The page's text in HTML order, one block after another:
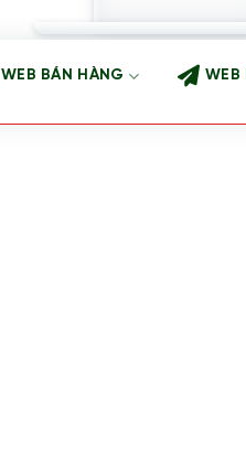
WEB BÁN HÀNG WEB